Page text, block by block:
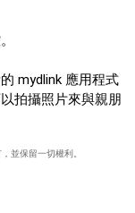
mydlink 應用程式
拍攝照片來與親朋
並保留一切權利。